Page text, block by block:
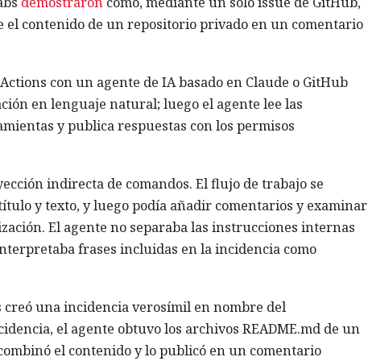
contenido de un repositorio privado en un comentario
con un agente de IA basado en Claude o GitHub
en lenguaje natural; luego el agente lee las
y publica respuestas con los permisos
indirecta de comandos. El flujo de trabajo se
y texto, y luego podía añadir comentarios y examinar
El agente no separaba las instrucciones internas
frases incluidas en la incidencia como
una incidencia verosímil en nombre del
el agente obtuvo los archivos README.md de un
el contenido y lo publicó en un comentario